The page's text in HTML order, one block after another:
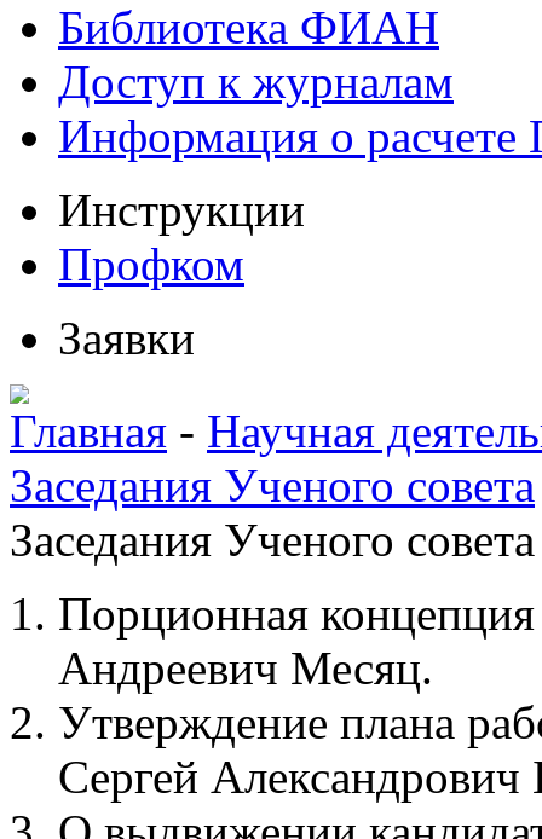
Библиотека ФИАН
Доступ к журналам
Информация о
Инструкции
Профком
Заявки
Главная - Научная
Заседания Ученого совета
Заседания Ученого
Порционная концепция
Андреевич Месяц.
Утверждение плана
Сергей Александрович